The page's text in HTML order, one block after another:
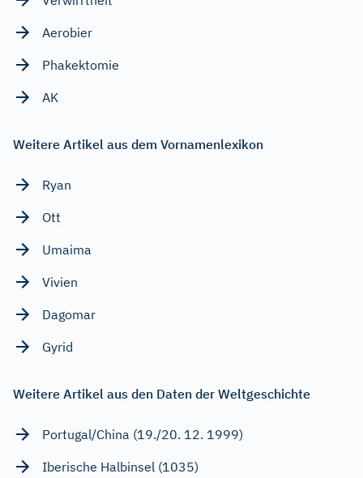
Aerobier
Phakektomie
AK
Weitere Artikel aus dem Vornamenlexikon
Ryan
Ott
Umaima
Vivien
Dagomar
Gyrid
Weitere Artikel aus den Daten der Weltgeschichte
Portugal/China (19./20. 12. 1999)
Iberische Halbinsel (1035)